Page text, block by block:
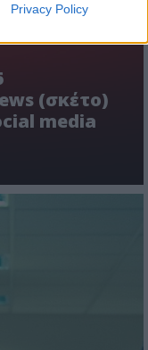
Privacy Policy
(σκέτο)
media